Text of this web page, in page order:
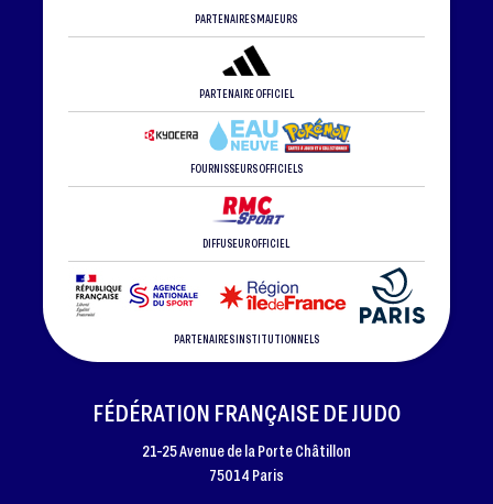
PARTENAIRES MAJEURS
PARTENAIRE OFFICIEL
FOURNISSEURS OFFICIELS
DIFFUSEUR OFFICIEL
PARTENAIRES INSTITUTIONNELS
FÉDÉRATION FRANÇAISE DE JUDO
21-25 Avenue de la Porte Châtillon
75014 Paris